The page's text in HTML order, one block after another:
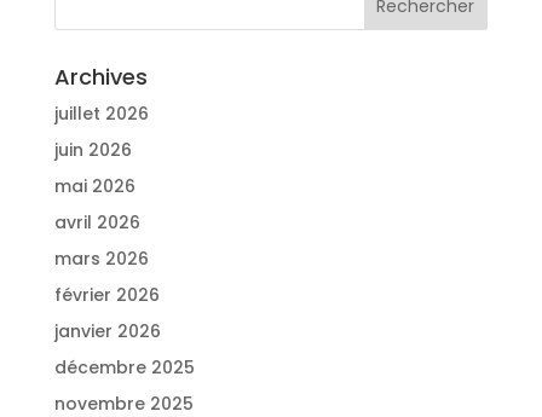
Archives
juillet 2026
juin 2026
mai 2026
avril 2026
mars 2026
février 2026
janvier 2026
décembre 2025
novembre 2025